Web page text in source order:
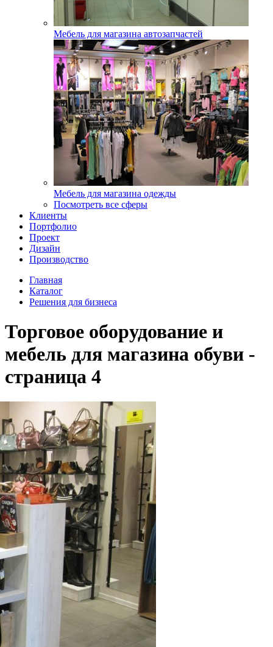
Мебель для магазина автозапчастей
Мебель для магазина одежды
Посмотреть все сферы
Клиенты
Портфолио
Проект
Дизайн
Производство
Главная
Каталог
Решения для бизнеса
Торговое оборудование и
мебель для магазина обуви -
страница 4